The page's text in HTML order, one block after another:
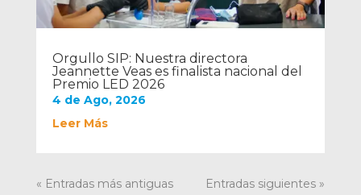
Orgullo SIP: Nuestra directora
Jeannette Veas es finalista nacional del
Premio LED 2026
4 de Ago, 2026
Leer Más
« Entradas más antiguas Entradas siguientes »